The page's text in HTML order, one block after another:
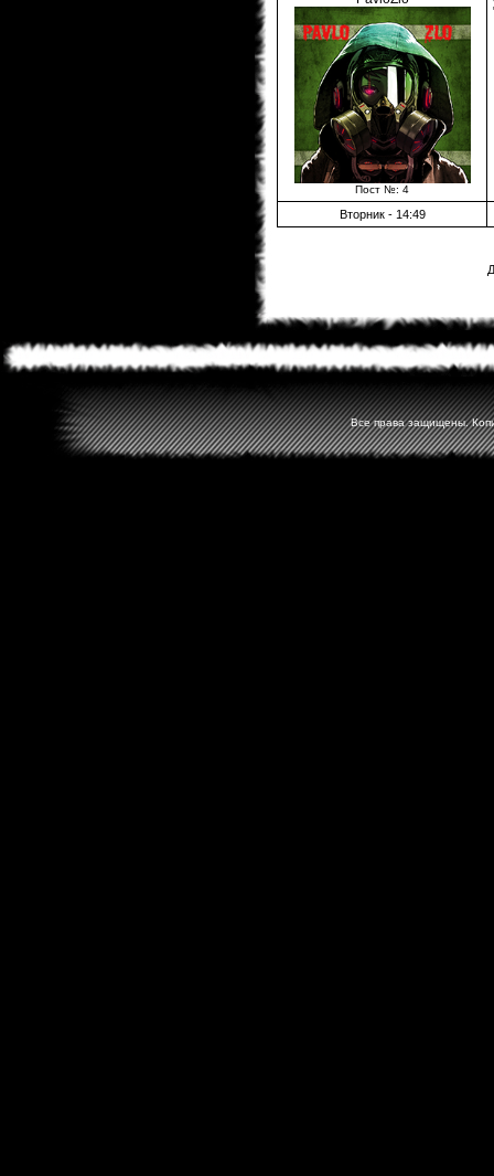
Пост №: 4
Вторник - 14:49
Все права защищены.